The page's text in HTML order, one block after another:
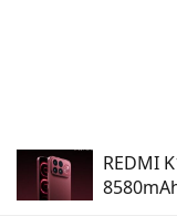
REDMI